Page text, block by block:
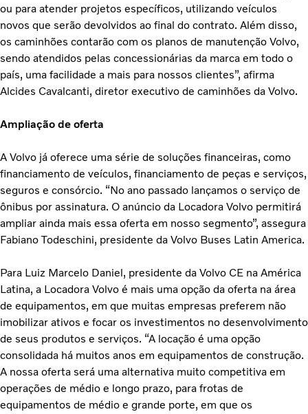
ou para atender projetos específicos, utilizando veículos
novos que serão devolvidos ao final do contrato. Além disso,
os caminhões contarão com os planos de manutenção Volvo,
sendo atendidos pelas concessionárias da marca em todo o
país, uma facilidade a mais para nossos clientes”, afirma
Alcides Cavalcanti, diretor executivo de caminhões da Volvo.
Ampliação de oferta
A Volvo já oferece uma série de soluções financeiras, como
financiamento de veículos, financiamento de peças e serviços,
seguros e consórcio. “No ano passado lançamos o serviço de
ônibus por assinatura. O anúncio da Locadora Volvo permitirá
ampliar ainda mais essa oferta em nosso segmento”, assegura
Fabiano Todeschini, presidente da Volvo Buses Latin America.
Para Luiz Marcelo Daniel, presidente da Volvo CE na América
Latina, a Locadora Volvo é mais uma opção da oferta na área
de equipamentos, em que muitas empresas preferem não
imobilizar ativos e focar os investimentos no desenvolvimento
de seus produtos e serviços. “A locação é uma opção
consolidada há muitos anos em equipamentos de construção.
A nossa oferta será uma alternativa muito competitiva em
operações de médio e longo prazo, para frotas de
equipamentos de médio e grande porte, em que os